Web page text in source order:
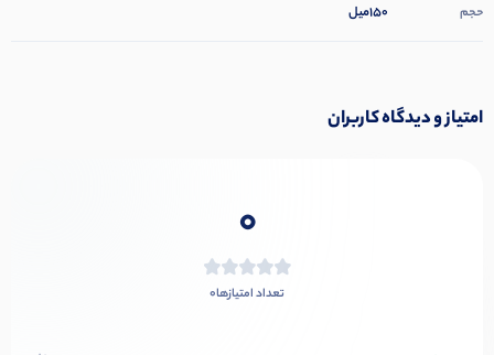
حجم 150میل
امتیاز و دیدگاه کاربران
0
تعداد امتیازها0